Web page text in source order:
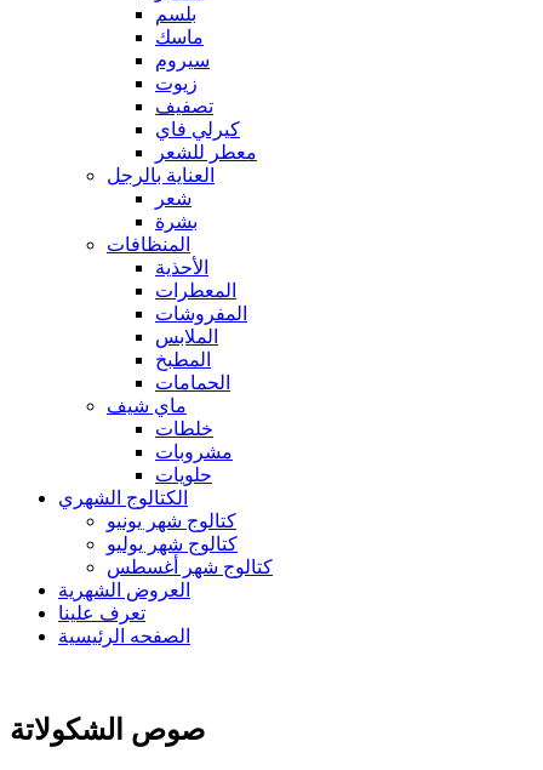
بلسم
ماسك
سيروم
زيوت
تصفيف
كيرلي فاي
معطر للشعر
العناية بالرجل
شعر
بشرة
المنظافات
الأحذية
المعطرات
المفروشات
الملابس
المطبخ
الحمامات
ماي شيف
خلطات
مشروبات
حلويات
الكتالوج الشهري
كتالوج شهر يونيو
كتالوج شهر يوليو
كتالوج شهر أغسطس
العروض الشهرية
تعرف علينا
الصفحه الرئيسية
صوص الشكولاتة